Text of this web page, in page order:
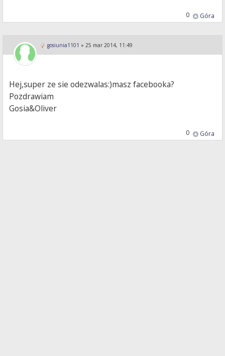
Góra
0
gosiunia1101 » 25 mar 2014, 11:49
Hej,super ze sie odezwalas:)masz facebooka?
Pozdrawiam
Gosia&Oliver
Góra
0